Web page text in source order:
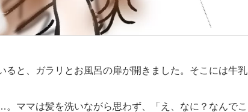
ると、ガラリとお風呂の扉が開きました。そこには牛乳
ママは髪を洗いながら思わず、「え、なに？なんでこ